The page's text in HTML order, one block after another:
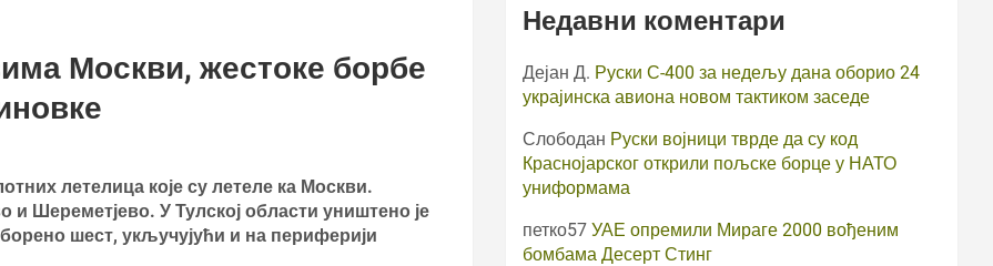
Москви, жестоке борбе
летелица које су летеле ка Москви.
Шереметјево. У Тулској области уништено је
шест, укључујући и на периферији
Недавни коментари
Дејан Д. Руски С-400 за недељу дана оборио 24
украјинска авиона новом тактиком заседе
Слободан Руски војници тврде да су код
Краснојарског открили пољске борце у НАТО
униформама
петко57 УАЕ опремили Мираге 2000 вођеним
бомбама Десерт Стинг